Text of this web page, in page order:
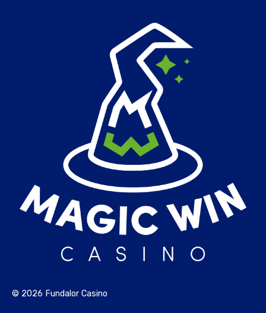
© 2026 Fundalor Casino